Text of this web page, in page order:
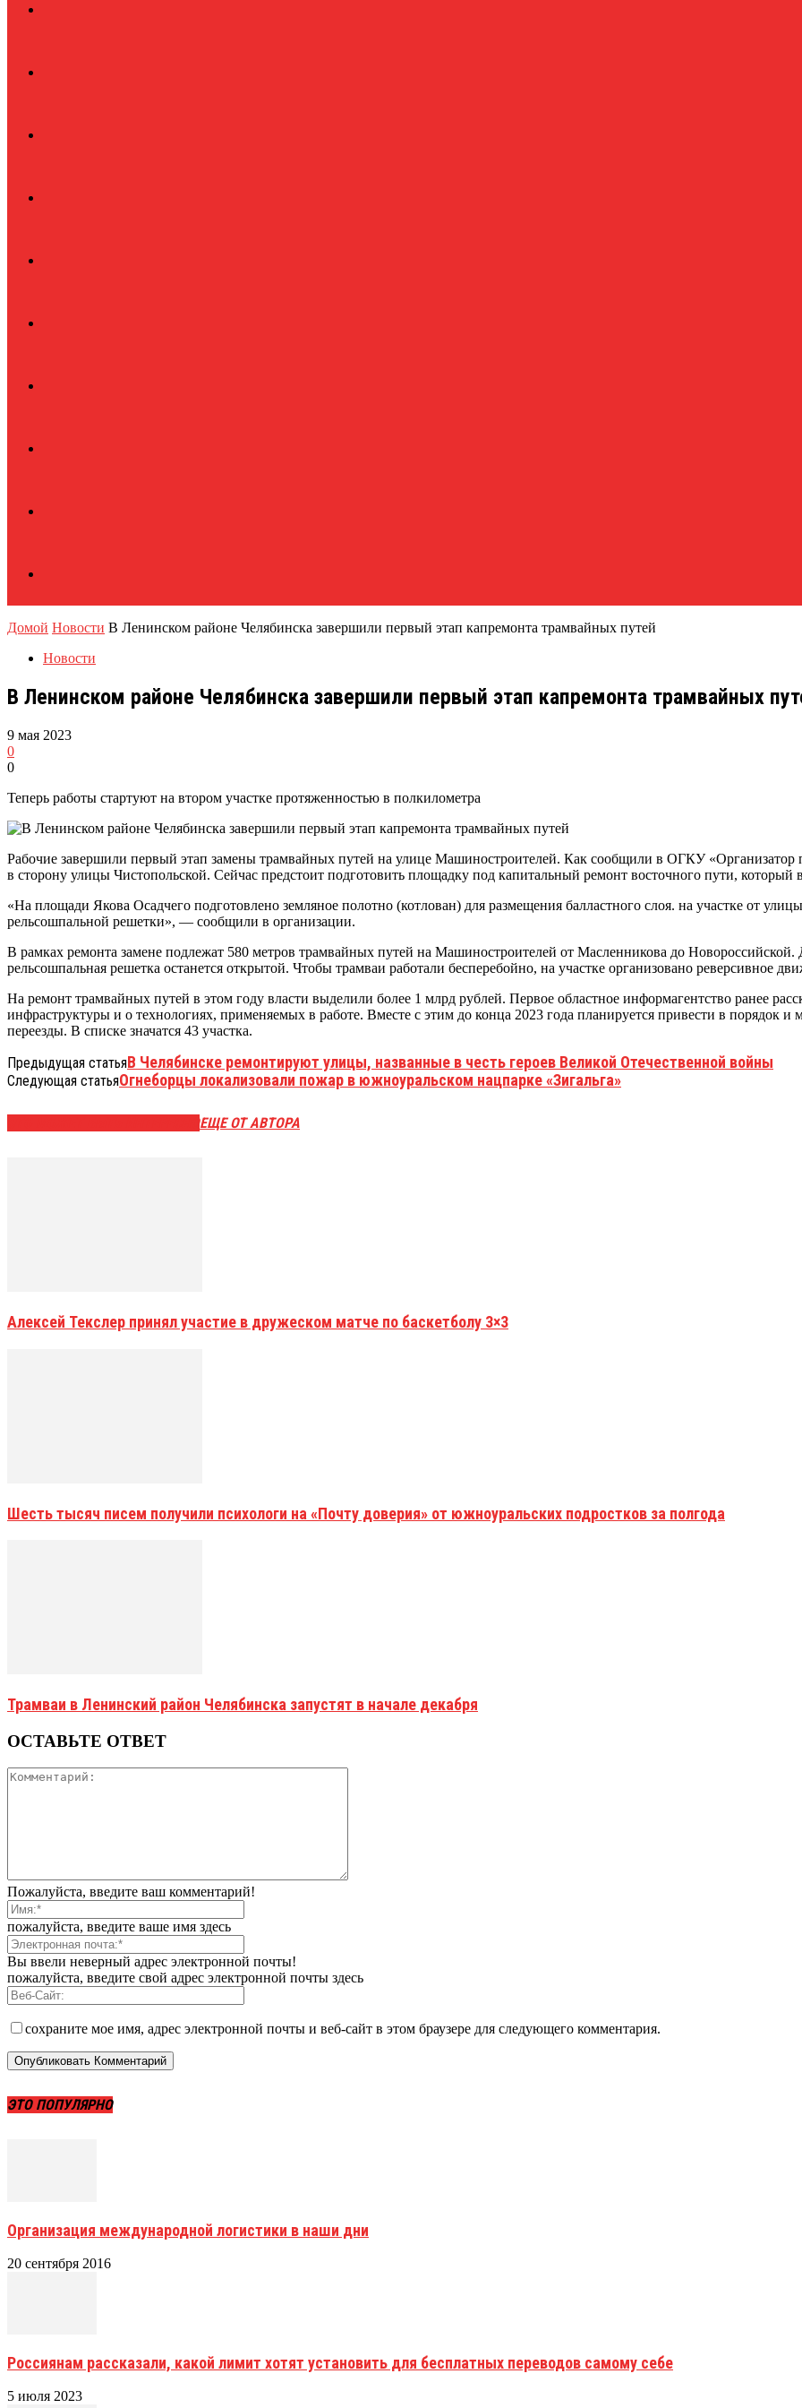
Домой Новости В Ленинском районе Челябинска завершили первый этап капремонта трамвайных путей
Новости
В Ленинском районе Челябинска завершили первый этап капремонта трамвайных
9 мая 2023
0
0
Теперь работы стартуют на втором участке протяженностью в полкилометра
Рабочие завершили первый этап замены трамвайных путей на улице Машиностроителей. Как сообщили в ОГКУ «Организатор
в сторону улицы Чистопольской. Сейчас предстоит подготовить площадку под капитальный ремонт восточного пути, который
«На площади Якова Осадчего подготовлено земляное полотно (котлован) для размещения балластного слоя. на участке от
рельсошпальной решетки», — сообщили в организации.
В рамках ремонта замене подлежат 580 метров трамвайных путей на Машиностроителей от Масленникова до
рельсошпальная решетка останется открытой. Чтобы трамваи работали бесперебойно, на участке организовано реверсивное
На ремонт трамвайных путей в этом году власти выделили более 1 млрд рублей. Первое областное информагентство ранее
инфраструктуры и о технологиях, применяемых в работе. Вместе с этим до конца 2023 года планируется привести в порядок
переезды. В списке значатся 43 участка.
Предыдущая статьяВ Челябинске ремонтируют улицы, названные в честь героев Великой Отечественной войны
Следующая статьяОгнеборцы локализовали пожар в южноуральском нацпарке «Зигальга»
ЕЩЕ ОТ АВТОРА
Алексей Текслер принял участие в дружеском матче по баскетболу 3×3
Шесть тысяч писем получили психологи на «Почту доверия» от южноуральских подростков за полгода
Трамваи в Ленинский район Челябинска запустят в начале декабря
ОСТАВЬТЕ ОТВЕТ
Пожалуйста, введите ваш комментарий!
пожалуйста, введите ваше имя здесь
Вы ввели неверный адрес электронной почты!
пожалуйста, введите свой адрес электронной почты здесь
сохраните мое имя, адрес электронной почты и веб-сайт в этом браузере для следующего комментария.
ЭТО ПОПУЛЯРНО
Организация международной логистики в наши дни
20 сентября 2016
Россиянам рассказали, какой лимит хотят установить для бесплатных переводов самому себе
5 июля 2023